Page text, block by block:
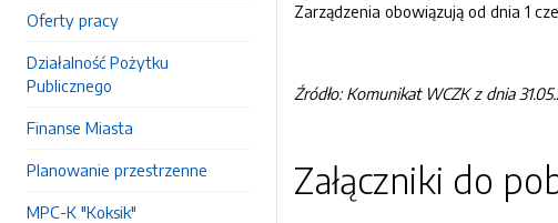
Oferty pracy
Działalność Pożytku
Publicznego
Finanse Miasta
Planowanie przestrzenne
MPC-K "Koksik"
Zarządzenia obowiązują od dnia 1
Źródło: Komunikat WCZK z dnia
Załączniki do